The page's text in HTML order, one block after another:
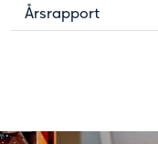
Årsrapport